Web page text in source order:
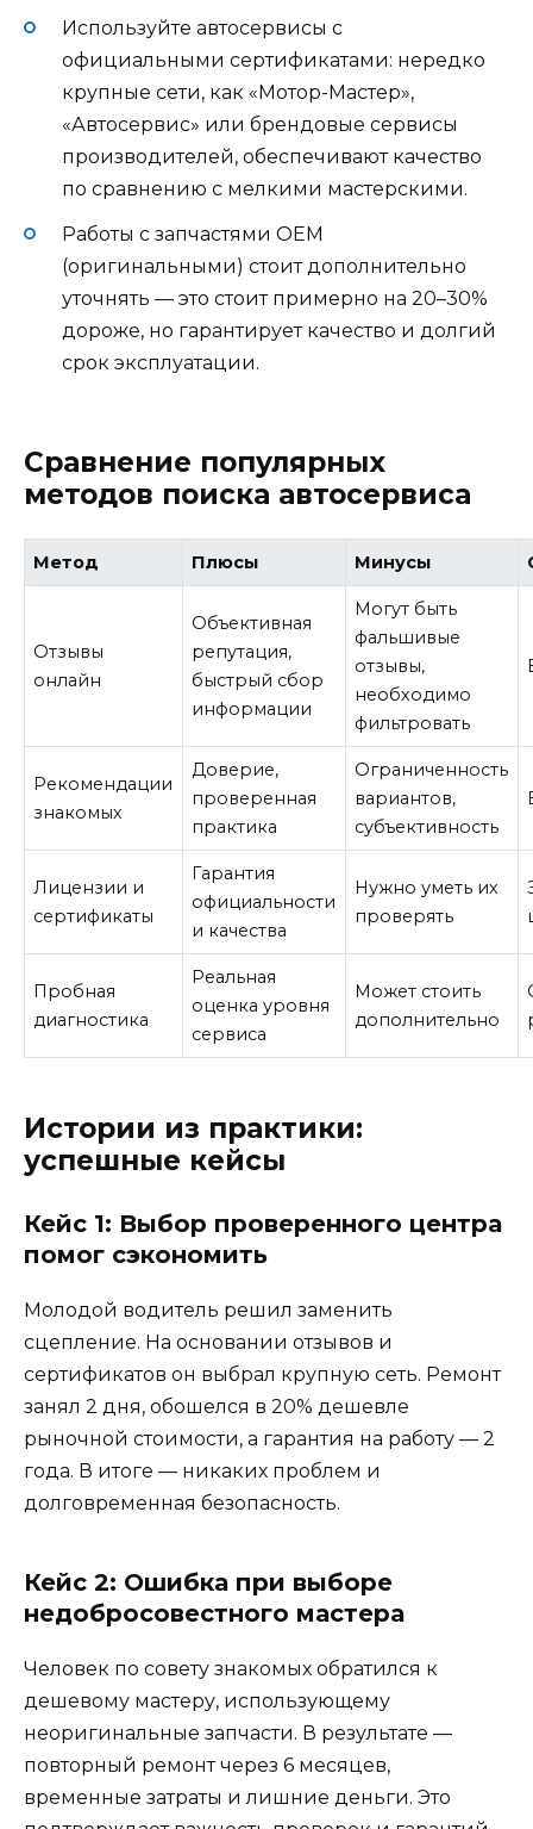
Используйте автосервисы с
официальными сертификатами: нередко
крупные сети, как «Мотор-Мастер»,
«Автосервис» или брендовые сервисы
производителей, обеспечивают качество
по сравнению с мелкими мастерскими.
Работы с запчастями OEM
(оригинальными) стоит дополнительно
уточнять — это стоит примерно на 20–30%
дороже, но гарантирует качество и долгий
срок эксплуатации.
Сравнение популярных
методов поиска автосервиса
Метод Плюсы Минусы
Отзывы
онлайн
Объективная
репутация,
быстрый сбор
информации
Могут быть
фальшивые
отзывы,
необходимо
фильтровать
Рекомендации
знакомых
Доверие,
проверенная
практика
Ограниченность
вариантов,
субъективность
Лицензии и
сертификаты
Гарантия
официальности
и качества
Нужно уметь их
проверять
Пробная
диагностика
Реальная
оценка уровня
сервиса
Может стоить
дополнительно
Истории из практики:
успешные кейсы
Кейс 1: Выбор проверенного центра
помог сэкономить
Молодой водитель решил заменить
сцепление. На основании отзывов и
сертификатов он выбрал крупную сеть. Ремонт
занял 2 дня, обошелся в 20% дешевле
рыночной стоимости, а гарантия на работу — 2
года. В итоге — никаких проблем и
долговременная безопасность.
Кейс 2: Ошибка при выборе
недобросовестного мастера
Человек по совету знакомых обратился к
дешевому мастеру, использующему
неоригинальные запчасти. В результате —
повторный ремонт через 6 месяцев,
временные затраты и лишние деньги. Это